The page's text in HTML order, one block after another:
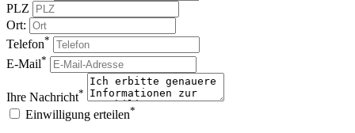
PLZ
Ort:
Telefon*
E-Mail*
Ihre Nachricht*
Einwilligung erteilen*